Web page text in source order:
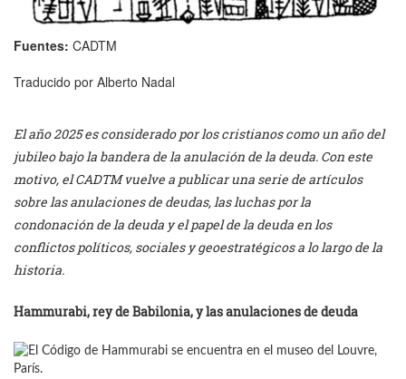
Fuentes: CADTM
Traducido por Alberto Nadal
El año 2025 es considerado por los cristianos como un año del
jubileo bajo la bandera de la anulación de la deuda. Con este
motivo, el CADTM vuelve a publicar una serie de artículos
sobre las anulaciones de deudas, las luchas por la
condonación de la deuda y el papel de la deuda en los
conflictos políticos, sociales y geoestratégicos a lo largo de la
historia.
Hammurabi, rey de Babilonia, y las anulaciones de deuda